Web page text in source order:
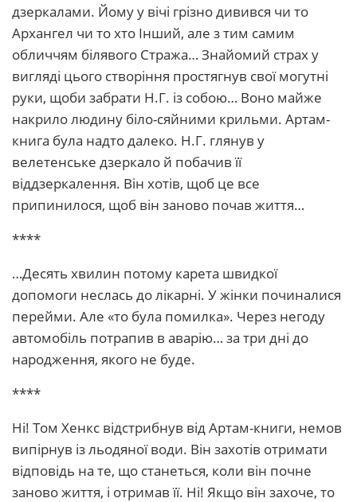
дзеркалами. Йому у вічі грізно дивився чи то
Архангел чи то хто Інший, але з тим самим
обличчям білявого Стража… Знайомий страх у
вигляді цього створіння простягнув свої могутні
руки, щоби забрати Н.Г. із собою… Воно майже
накрило людину біло-сяйними крильми. Артам-
книга була надто далеко. Н.Г. глянув у
велетенське дзеркало й побачив її
віддзеркалення. Він хотів, щоб це все
припинилося, щоб він заново почав життя…
****
…Десять хвилин потому карета швидкої
допомоги неслась до лікарні. У жінки починалися
перейми. Але «то була помилка». Через негоду
автомобіль потрапив в аварію… за три дні до
народження, якого не буде.
****
Ні! Том Хенкс відстрибнув від Артам-книги, немов
випірнув із льодяної води. Він захотів отримати
відповідь на те, що станеться, коли він почне
заново життя, і отримав її. Ні! Якщо він захоче, то